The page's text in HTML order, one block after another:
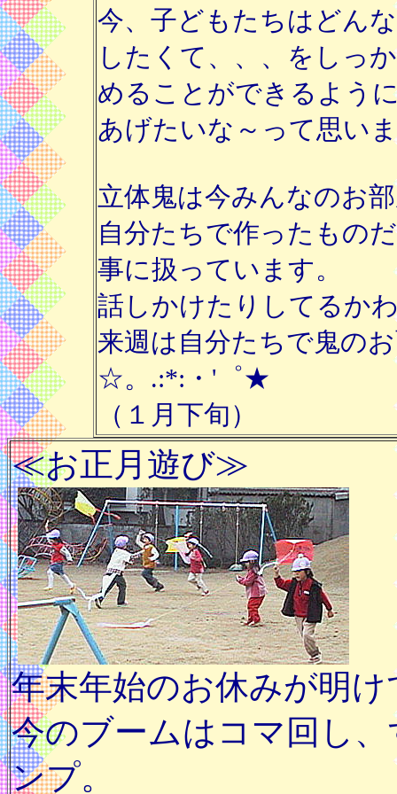
今、子どもたちはどん
したくて、、、をしっ
めることができるよう
あげたいな～って思い
立体鬼は今みんなのお
自分たちで作ったもの
事に扱っています。
話しかけたりしてるか
来週は自分たちで鬼の
☆。.:*:・'゜★
（１月下旬）
≪お正月遊び≫
年末年始のお休みが明
今のブームはコマ回し
ンプ。